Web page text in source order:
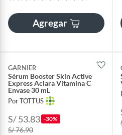
Agregar
GARNIER
Sérum Booster Skin Active
Express Aclara Vitamina C
Envase 30 mL
Por TOTTUS
S/ 53.83 -30%
S/ 76.90